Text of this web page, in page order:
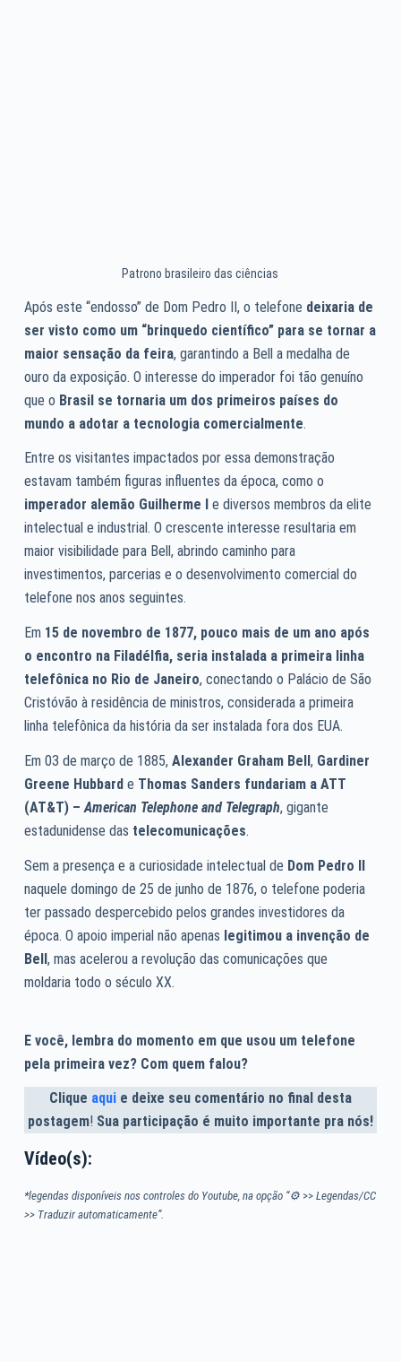
Patrono brasileiro das ciências
Após este “endosso” de Dom Pedro II, o telefone deixaria de
ser visto como um “brinquedo científico” para se tornar a
maior sensação da feira, garantindo a Bell a medalha de
ouro da exposição. O interesse do imperador foi tão genuíno
que o Brasil se tornaria um dos primeiros países do
mundo a adotar a tecnologia comercialmente.
Entre os visitantes impactados por essa demonstração
estavam também figuras influentes da época, como o
imperador alemão Guilherme I
e diversos membros da elite
intelectual e industrial. O crescente interesse resultaria em
maior visibilidade para Bell, abrindo caminho para
investimentos, parcerias e o desenvolvimento comercial do
telefone nos anos seguintes.
Em 15 de novembro de 1877, pouco mais de um ano após
o encontro na Filadélfia, seria instalada a primeira linha
telefônica no Rio de Janeiro, conectando o Palácio de São
Cristóvão à residência de ministros, considerada a primeira
linha telefônica da história da ser instalada fora dos EUA.
Em 03 de março de 1885, Alexander Graham Bell, Gardiner
Greene Hubbarde Thomas Sanders fundariam a ATT
(AT&T) –American Telephone and Telegraph, gigante
estadunidense das telecomunicações.
Sem a presença e a curiosidade intelectual de Dom Pedro II
naquele domingo de 25 de junho de 1876, o telefone poderia
ter passado despercebido pelos grandes investidores da
época. O apoio imperial não apenas legitimou a invenção de
Bell, mas acelerou a revolução das comunicações que
moldaria todo o século XX.
E você, lembra do momento em que usou um telefone
pela primeira vez? Com quem falou?
Clique aquie deixe seu comentário no final desta
postagem! Sua participação é muito importante pra nós!
Vídeo(s):
*legendas disponíveis nos controles do Youtube, na opção “⚙>> Legendas/CC
>> Traduzir automaticamente”.